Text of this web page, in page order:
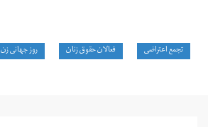
تجمع اعتراضی فعالان حقوق زنان روز جهانی زن